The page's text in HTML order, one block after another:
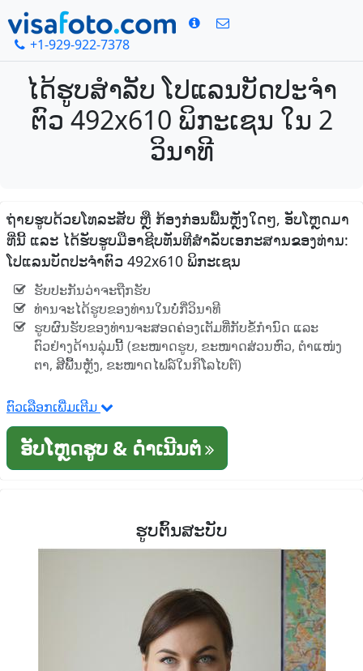
+1-929-922-7378
ໄດ້ຮູບສໍາລັບ ໂປແລນບັດປະຈໍາ
ຕົວ 492x610 ພິກະເຊນ ໃນ 2
ວິນາທີ
ຖ່າຍຮູບດ້ວຍໂທລະສັບ ຫຼື ກ້ອງກ່ອນພື້ນຫຼັງໃດໆ, ອັບໂຫຼດມາ
ທີ່ນີ້ ແລະ ໄດ້ຮັບຮູບມືອາຊີບທັນທີສໍາລັບເອກະສານຂອງທ່ານ:
ໂປແລນບັດປະຈໍາຕົວ 492x610 ພິກະເຊນ
ຮັບປະກັນວ່າຈະຖືກຮັບ
ທ່ານຈະໄດ້ຮູບຂອງທ່ານໃນບໍ່ກີ່ວິນາທີ
ຮູບຜົນຮັບຂອງທ່ານຈະສອດຄ່ອງເຕັມທີ່ກັບຂໍ້ກໍານົດ ແລະ
ຕົວຢ່າງດ້ານລຸ່ມນີ້ (ຂະໜາດຮູບ, ຂະໜາດສ່ວນຫົວ, ຕໍາແໜ່ງ
ຕາ, ສີພື້ນຫຼັງ, ຂະໜາດໄຟລ໌ໃນກິໂລໄບຕ໌)
ຕົວເລືອກເພີ່ມເຕີມ
ອັບໂຫຼດຮູບ & ດໍາເນີນຕໍ່
ຮູບຕົ້ນສະບັບ